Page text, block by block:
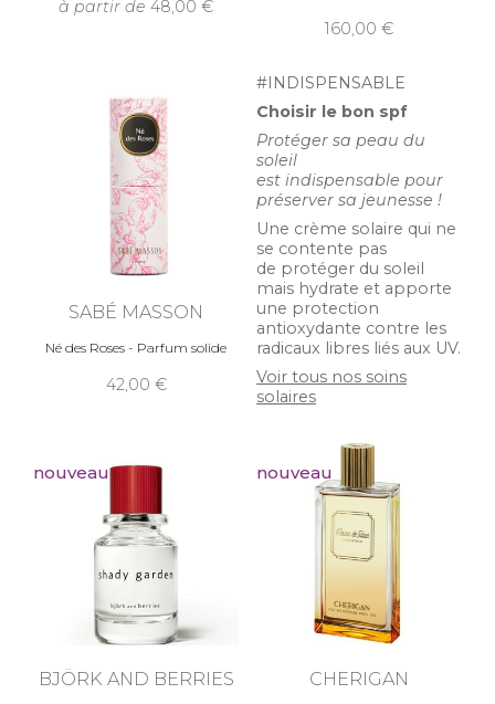
à partir de 48,00
160,00
SABÉ MASSON
Né des Roses - Parfum solide
42,00
#INDISPENSABLE
Choisir le bon spf
Protéger sa peau du
soleil
est indispensable pour
préserver sa jeunesse !
Une crème solaire qui ne
se contente pas
de protéger du soleil
mais hydrate et apporte
une protection
antioxydante contre les
radicaux libres liés aux UV.
Voir tous nos soins
solaires
nouveau
BJÖRK AND BERRIES
nouveau
CHERIGAN